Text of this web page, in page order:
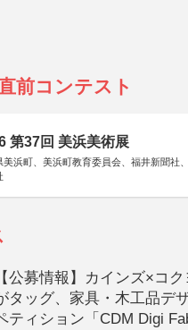
前コンテスト
第37回 美浜美術展
美浜町、美浜町教育委員会、福井新聞社
【公募情報】カインズ×コ
タッグ、家具・木工品デ
ティション「CDM Digi